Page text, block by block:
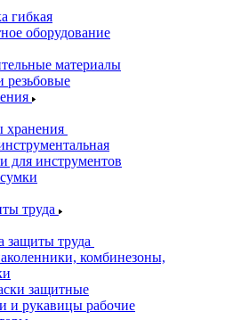
гибкая
оборудование
материалы
резьбовые
хранения
для инструментов
труда
защиты труда
комбинезоны,
защитные
и рукавицы рабочие